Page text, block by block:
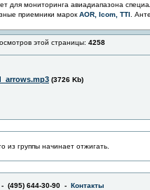
для мониторинга авиадиапазона
приемники марок AOR, Icom, TTI .
этой страницы: 4258
(3726 Kb)
из группы начинает отжигать.
- (495) 644-30-90 - Контакты